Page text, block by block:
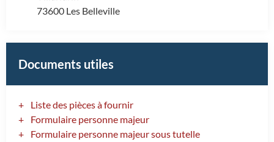
73600 Les Belleville
Documents utiles
Liste des pièces à fournir
Formulaire personne majeur
Formulaire personne majeur sous tutelle